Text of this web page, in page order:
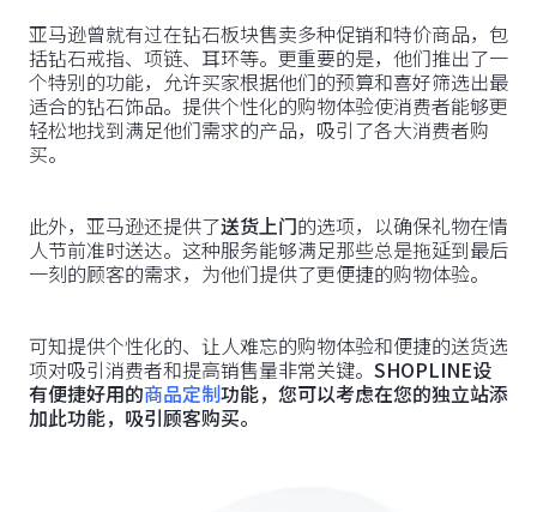
亚马逊曾就有过在钻石板块售卖多种促销和特价商品，包
括钻石戒指、项链、耳环等。更重要的是，他们推出了一
个特别的功能，允许买家根据他们的预算和喜好筛选出最
适合的钻石饰品。提供个性化的购物体验使消费者能够更
轻松地找到满足他们需求的产品，吸引了各大消费者购
买。
此外，亚马逊还提供了送货上门的选项，以确保礼物在情
人节前准时送达。这种服务能够满足那些总是拖延到最后
一刻的顾客的需求，为他们提供了更便捷的购物体验。
可知提供个性化的、让人难忘的购物体验和便捷的送货选
项对吸引消费者和提高销售量非常关键。 SHOPLINE设
有便捷好用的商品定制功能，您可以考虑在您的独立站添
加此功能，吸引顾客购买。